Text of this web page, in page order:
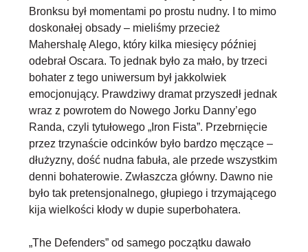
Bronksu był momentami po prostu nudny. I to mimo
doskonałej obsady – mieliśmy przecież
Mahershalę Alego, który kilka miesięcy później
odebrał Oscara. To jednak było za mało, by trzeci
bohater z tego uniwersum był jakkolwiek
emocjonujący. Prawdziwy dramat przyszedł jednak
wraz z powrotem do Nowego Jorku Danny’ego
Randa, czyli tytułowego „Iron Fista”. Przebrnięcie
przez trzynaście odcinków było bardzo męczące –
dłużyzny, dość nudna fabuła, ale przede wszystkim
denni bohaterowie. Zwłaszcza główny. Dawno nie
było tak pretensjonalnego, głupiego i trzymającego
kija wielkości kłody w dupie superbohatera.
„The Defenders” od samego początku dawało